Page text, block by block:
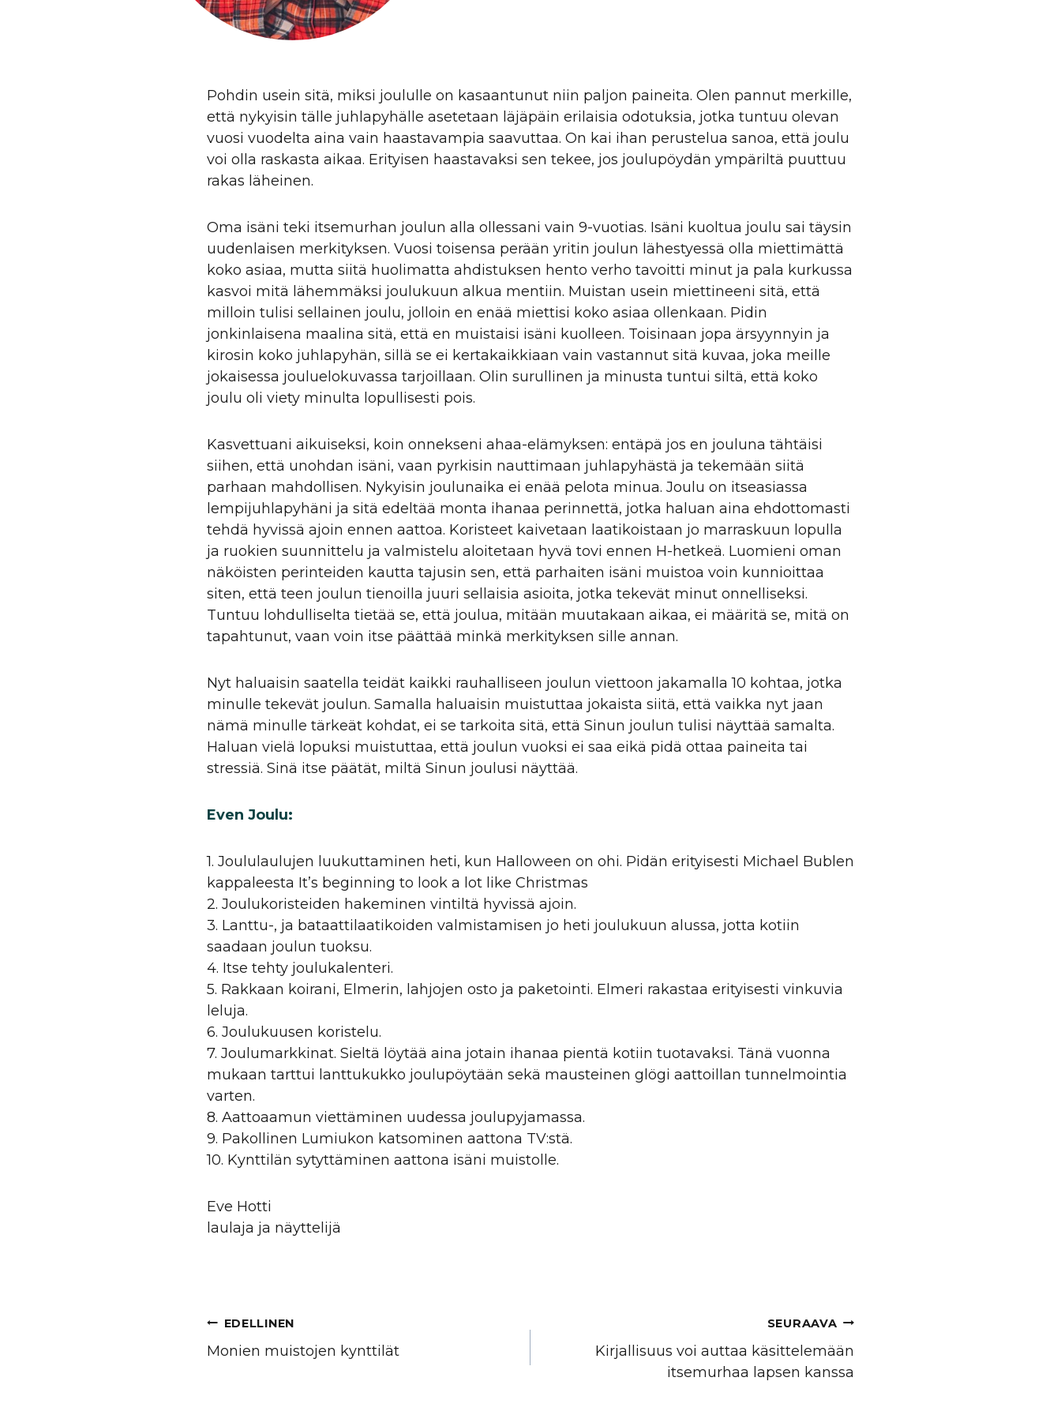
Pohdin usein sitä, miksi joululle on kasaantunut niin paljon paineita. Olen pannut merkille,
että nykyisin tälle juhlapyhälle asetetaan läjäpäin erilaisia odotuksia, jotka tuntuu olevan
vuosi vuodelta aina vain haastavampia saavuttaa. On kai ihan perustelua sanoa, että joulu
voi olla raskasta aikaa. Erityisen haastavaksi sen tekee, jos joulupöydän ympäriltä puuttuu
rakas läheinen.
Oma isäni teki itsemurhan joulun alla ollessani vain 9-vuotias. Isäni kuoltua joulu sai täysin
uudenlaisen merkityksen. Vuosi toisensa perään yritin joulun lähestyessä olla miettimättä
koko asiaa, mutta siitä huolimatta ahdistuksen hento verho tavoitti minut ja pala kurkussa
kasvoi mitä lähemmäksi joulukuun alkua mentiin. Muistan usein miettineeni sitä, että
milloin tulisi sellainen joulu, jolloin en enää miettisi koko asiaa ollenkaan. Pidin
jonkinlaisena maalina sitä, että en muistaisi isäni kuolleen. Toisinaan jopa ärsyynnyin ja
kirosin koko juhlapyhän, sillä se ei kertakaikkiaan vain vastannut sitä kuvaa, joka meille
jokaisessa jouluelokuvassa tarjoillaan. Olin surullinen ja minusta tuntui siltä, että koko
joulu oli viety minulta lopullisesti pois.
Kasvettuani aikuiseksi, koin onnekseni ahaa-elämyksen: entäpä jos en jouluna tähtäisi
siihen, että unohdan isäni, vaan pyrkisin nauttimaan juhlapyhästä ja tekemään siitä
parhaan mahdollisen. Nykyisin joulunaika ei enää pelota minua. Joulu on itseasiassa
lempijuhlapyhäni ja sitä edeltää monta ihanaa perinnettä, jotka haluan aina ehdottomasti
tehdä hyvissä ajoin ennen aattoa. Koristeet kaivetaan laatikoistaan jo marraskuun lopulla
ja ruokien suunnittelu ja valmistelu aloitetaan hyvä tovi ennen H-hetkeä. Luomieni oman
näköisten perinteiden kautta tajusin sen, että parhaiten isäni muistoa voin kunnioittaa
siten, että teen joulun tienoilla juuri sellaisia asioita, jotka tekevät minut onnelliseksi.
Tuntuu lohdulliselta tietää se, että joulua, mitään muutakaan aikaa, ei määritä se, mitä on
tapahtunut, vaan voin itse päättää minkä merkityksen sille annan.
Nyt haluaisin saatella teidät kaikki rauhalliseen joulun viettoon jakamalla 10 kohtaa, jotka
minulle tekevät joulun. Samalla haluaisin muistuttaa jokaista siitä, että vaikka nyt jaan
nämä minulle tärkeät kohdat, ei se tarkoita sitä, että Sinun joulun tulisi näyttää samalta.
Haluan vielä lopuksi muistuttaa, että joulun vuoksi ei saa eikä pidä ottaa paineita tai
stressiä. Sinä itse päätät, miltä Sinun joulusi näyttää.
Even Joulu:
1. Joululaulujen luukuttaminen heti, kun Halloween on ohi. Pidän erityisesti Michael Bublen
kappaleesta It’s beginning to look a lot like Christmas
2. Joulukoristeiden hakeminen vintiltä hyvissä ajoin.
3. Lanttu-, ja bataattilaatikoiden valmistamisen jo heti joulukuun alussa, jotta kotiin
saadaan joulun tuoksu.
4. Itse tehty joulukalenteri.
5. Rakkaan koirani, Elmerin, lahjojen osto ja paketointi. Elmeri rakastaa erityisesti vinkuvia
leluja.
6. Joulukuusen koristelu.
7. Joulumarkkinat. Sieltä löytää aina jotain ihanaa pientä kotiin tuotavaksi. Tänä vuonna
mukaan tarttui lanttukukko joulupöytään sekä mausteinen glögi aattoillan tunnelmointia
varten.
8. Aattoaamun viettäminen uudessa joulupyjamassa.
9. Pakollinen Lumiukon katsominen aattona TV:stä.
10. Kynttilän sytyttäminen aattona isäni muistolle.
Eve Hotti
laulaja ja näyttelijä
Artikkelien
selaus
EDELLINEN
Monien muistojen kynttilät
SEURAAVA
Kirjallisuus voi auttaa käsittelemään
itsemurhaa lapsen kanssa